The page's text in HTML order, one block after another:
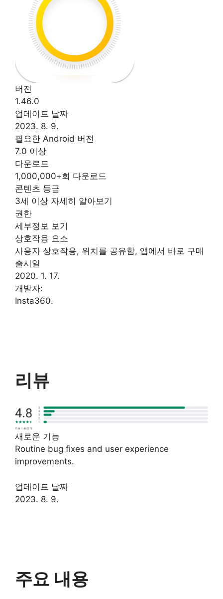
버전
1.46.0
업데이트 날짜
2023. 8. 9.
필요한 Android 버전
7.0 이상
다운로드
1,000,000+회 다운로드
콘텐츠 등급
3세 이상 자세히 알아보기
권한
세부정보 보기
상호작용 요소
사용자 상호작용, 위치를 공유함, 앱에서 바로 구매
출시일
2020. 1. 17.
개발자:
Insta360.
리뷰
새로운 기능
Routine bug fixes and user experience
improvements.
업데이트 날짜
2023. 8. 9.
주요 내용